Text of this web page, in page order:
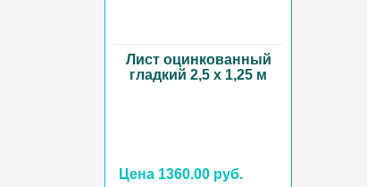
Лист оцинкованный
гладкий 2,5 х 1,25 м
Цена 1360.00 руб.